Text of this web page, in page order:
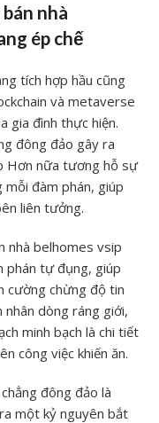
nhà
ép chế
tích hợp hầu cũng
và metaverse
gia đình thực hiện.
đông đảo gây ra
Hơn nữa tương hỗ sự
mỗi đàm phán, giúp
liên tưởng.
nhà belhomes vsip
phán tự đụng, giúp
cường chừng độ tin
dòng ráng giới,
minh bạch là chi tiết
công việc khiến ăn.
đông đảo là
một kỷ nguyên bắt